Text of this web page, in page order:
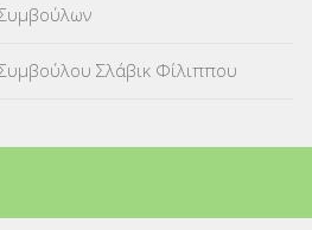
Σλάβικ Φίλιππου